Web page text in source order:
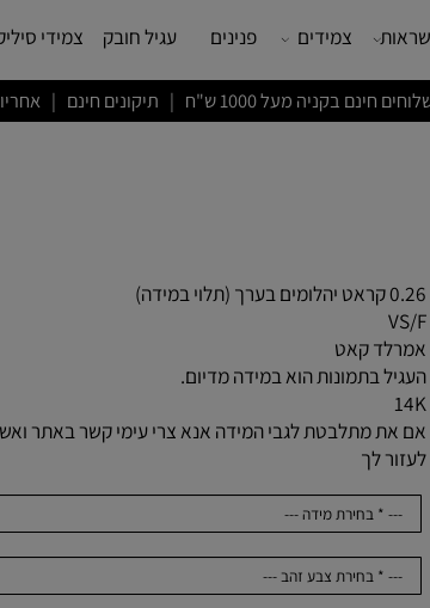
| תיקונים חינם | אחריות לשנה
צמידים פנינים עגיל חובק צמידי סיליקון
קאט
בתמונות הוא במידה מדיום.
מתלבטת לגבי המידה אנא צרי עימי קשר באתר ואשמח
לך